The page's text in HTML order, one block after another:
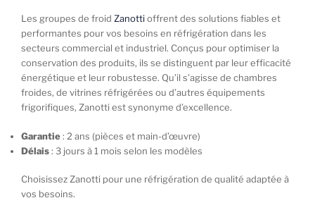
Les groupes de froid Zanottioffrent des solutions fiables et
performantes pour vos besoins en réfrigération dans les
secteurs commercial et industriel. Conçus pour optimiser la
conservation des produits, ils se distinguent par leur efficacité
énergétique et leur robustesse. Qu’il s’agisse de chambres
froides, de vitrines réfrigérées ou d’autres équipements
frigorifiques, Zanotti est synonyme d’excellence.
Garantie: 2 ans (pièces et main-d’œuvre)
Délais: 3 jours à 1 mois selon les modèles
Choisissez Zanotti pour une réfrigération de qualité adaptée à
vos besoins.